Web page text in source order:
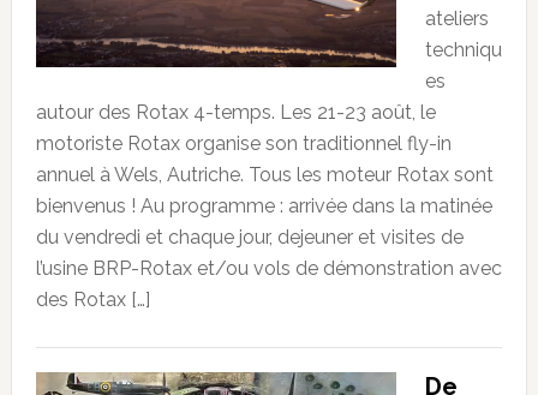
ateliers
techniqu
es
autour des Rotax 4-temps. Les 21-23 août, le
motoriste Rotax organise son traditionnel fly-in
annuel à Wels, Autriche. Tous les moteur Rotax sont
bienvenus ! Au programme : arrivée dans la matinée
du vendredi et chaque jour, dejeuner et visites de
l’usine BRP-Rotax et/ou vols de démonstration avec
des Rotax […]
De